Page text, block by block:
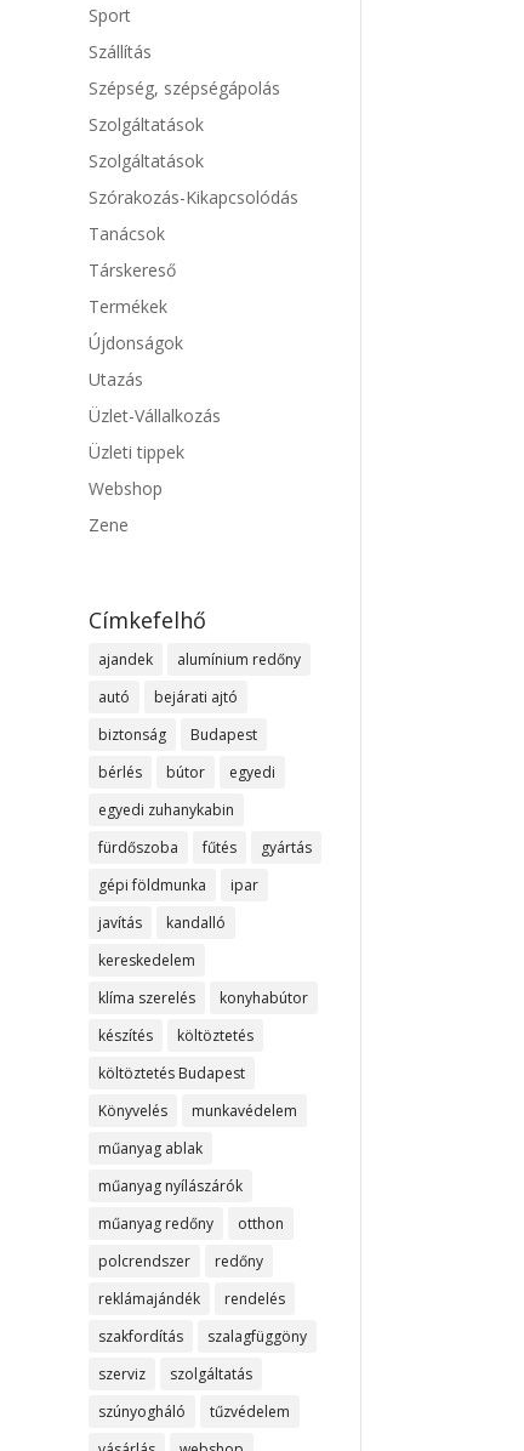
Sport
Szállítás
Szépség, szépségápolás
Szolgáltatások
Szolgáltatások
Szórakozás-Kikapcsolódás
Tanácsok
Társkereső
Termékek
Újdonságok
Utazás
Üzlet-Vállalkozás
Üzleti tippek
Webshop
Zene
Címkefelhő
ajandek
alumínium redőny
autó
bejárati ajtó
biztonság
Budapest
bérlés
bútor
egyedi
egyedi zuhanykabin
fürdőszoba
fűtés
gyártás
gépi földmunka
ipar
javítás
kandalló
kereskedelem
klíma szerelés
konyhabútor
készítés
költöztetés
költöztetés Budapest
Könyvelés
munkavédelem
műanyag ablak
műanyag nyílászárók
műanyag redőny
otthon
polcrendszer
redőny
reklámajándék
rendelés
szakfordítás
szalagfüggöny
szerviz
szolgáltatás
szúnyogháló
tűzvédelem